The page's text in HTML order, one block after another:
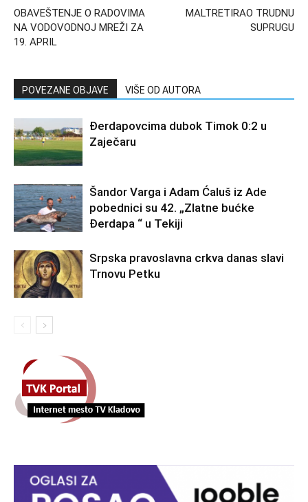
OBAVEŠTENJE O RADOVIMA
NA VODOVODNOJ MREŽI ZA
19. APRIL
MALTRETIRAO TRUDNU
SUPRUGU
POVEZANE OBJAVE VIŠE OD AUTORA
Đerdapovcima dubok Timok 0:2 u
Zaječaru
Šandor Varga i Adam Ćaluš iz Ade
pobednici su 42. „Zlatne bućke
Đerdapa “ u Tekiji
Srpska pravoslavna crkva danas slavi
Trnovu Petku